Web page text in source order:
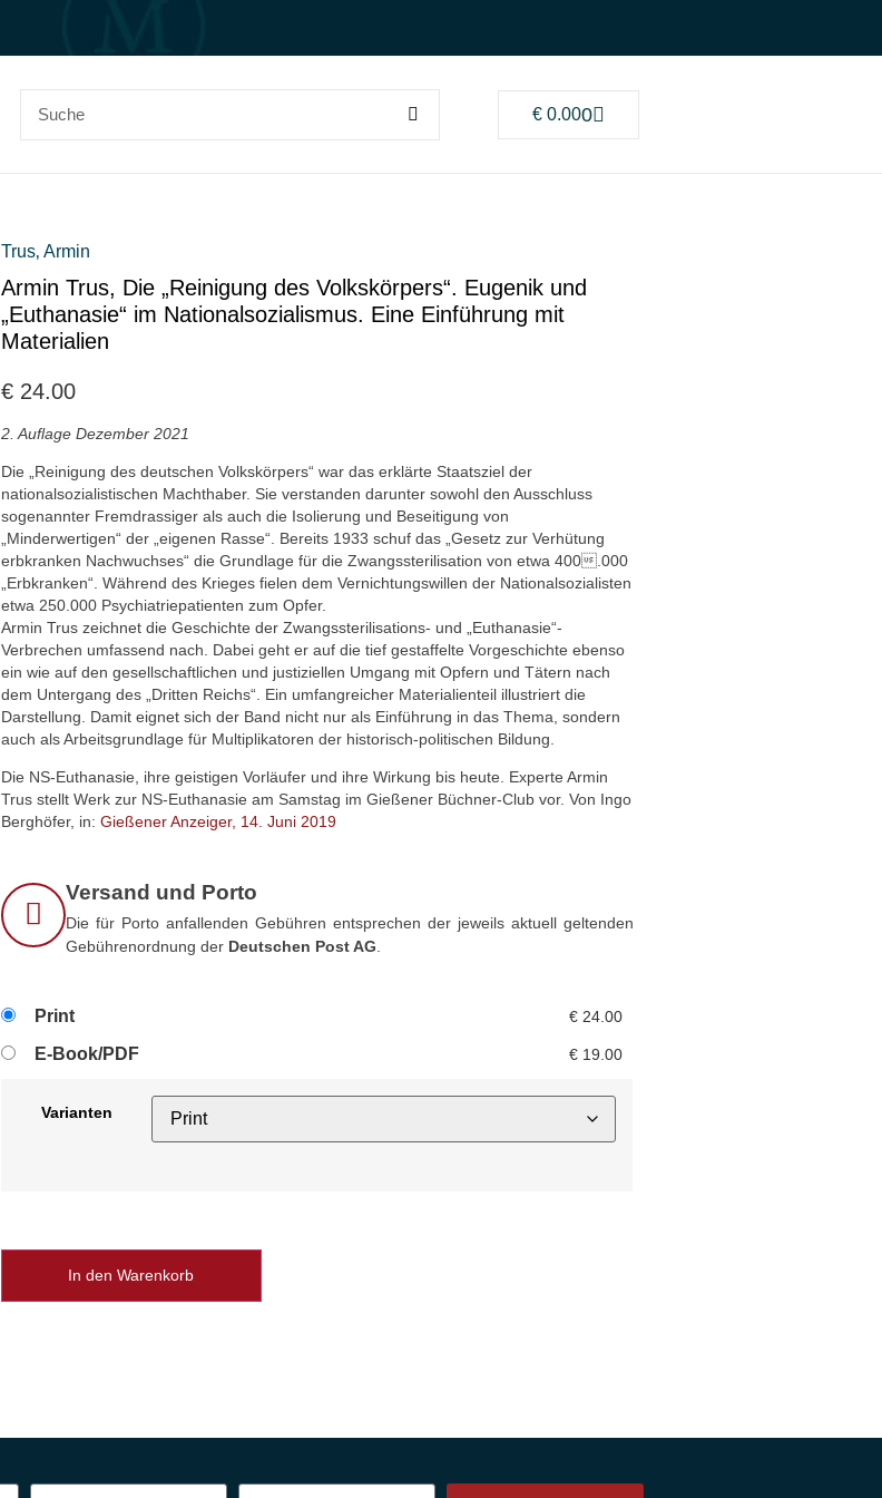
€0.000
Trus‚ Armin
Armin Trus, Die „Reinigung des Volkskörpers“. Eugenik und
„Euthanasie“ im Nationalsozialismus. Eine Einführung mit
Materialien
€ 24.00
2. Auflage Dezember 2021
Die „Reinigung des deutschen Volkskörpers“ war das erklärte Staatsziel der
nationalsozialistischen Machthaber. Sie verstanden darunter sowohl den Ausschluss
sogenannter Fremdrassiger als auch die Isolierung und Beseitigung von
„Minderwertigen“ der „eigenen Rasse“. Bereits 1933 schuf das „Gesetz zur Verhütung
erbkranken Nachwuchses“ die Grundlage für die Zwangssterilisation von etwa 400.000
„Erbkranken“. Während des Krieges fielen dem Vernichtungswillen der Nationalsozialisten
etwa 250.000 Psychiatriepatienten zum Opfer.
Armin Trus zeichnet die Geschichte der Zwangssterilisations- und „Euthanasie“-
Verbrechen umfassend nach. Dabei geht er auf die tief gestaffelte Vorgeschichte ebenso
ein wie auf den gesellschaftlichen und justiziellen Umgang mit Opfern und Tätern nach
dem Untergang des „Dritten Reichs“. Ein umfangreicher Materialienteil illustriert die
Darstellung. Damit eignet sich der Band nicht nur als Einführung in das Thema, sondern
auch als Arbeitsgrundlage für Multiplikatoren der historisch-politischen Bildung.
Die NS-Euthanasie, ihre geistigen Vorläufer und ihre Wirkung bis heute. Experte Armin
Trus stellt Werk zur NS-Euthanasie am Samstag im Gießener Büchner-Club vor. Von Ingo
Berghöfer, in:Gießener Anzeiger, 14. Juni 2019
Versand und Porto
Die für Porto anfallenden Gebühren entsprechen der jeweils aktuell geltenden
Gebührenordnung der Deutschen Post AG
Print €24.00
E-Book/PDF €19.00
Varianten
In den Warenkorb